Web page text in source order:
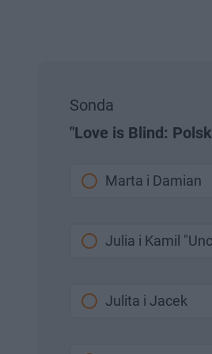
Sonda
"Love is Blind:
Marta i Damian
Julia i Kamil
Julita i Jacek